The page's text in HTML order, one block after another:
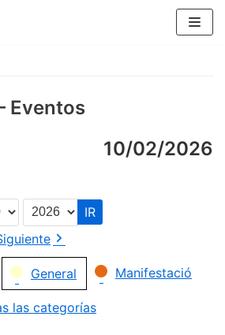
Eventos
10/02/2026
General Manifestació
las categorías